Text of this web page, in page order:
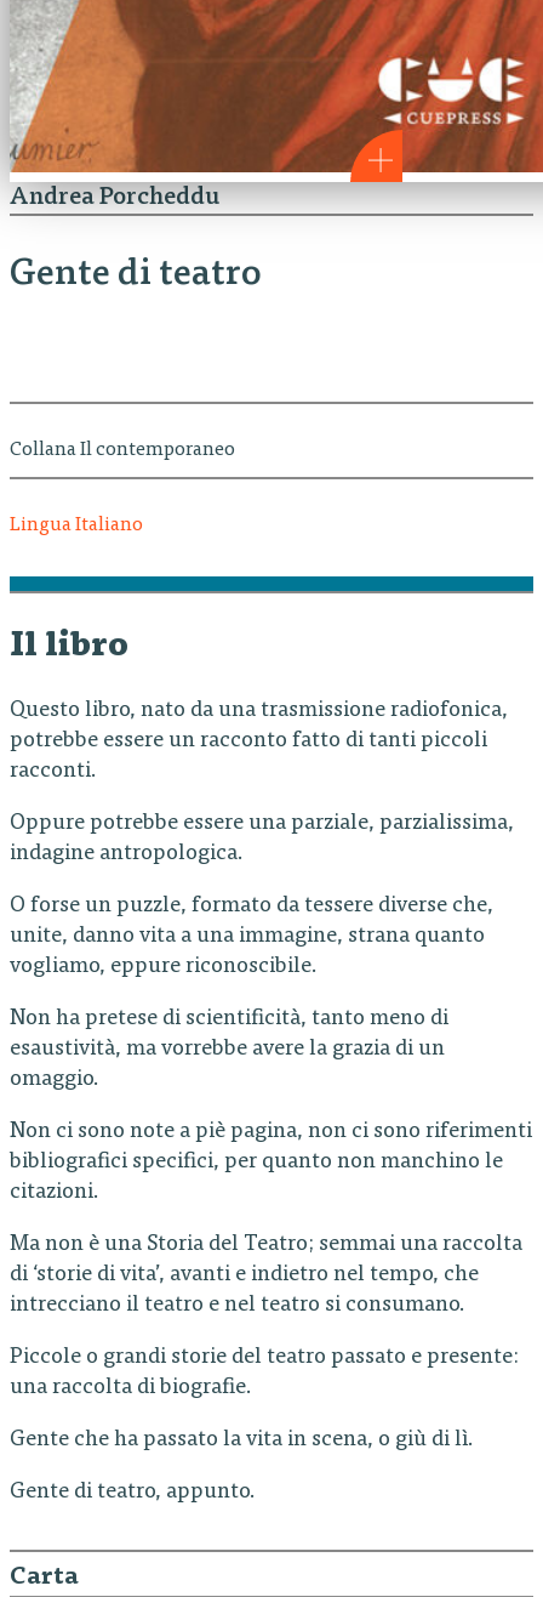
Andrea Porcheddu
Gente di teatro
Collana Il contemporaneo
Lingua Italiano
Il libro
Questo libro, nato da una trasmissione radiofonica,
potrebbe essere un racconto fatto di tanti piccoli
racconti.
Oppure potrebbe essere una parziale, parzialissima,
indagine antropologica.
O forse un puzzle, formato da tessere diverse che,
unite, danno vita a una immagine, strana quanto
vogliamo, eppure riconoscibile.
Non ha pretese di scientificità, tanto meno di
esaustività, ma vorrebbe avere la grazia di un
omaggio.
Non ci sono note a piè pagina, non ci sono riferimenti
bibliografici specifici, per quanto non manchino le
citazioni.
Ma non è una Storia del Teatro; semmai una raccolta
di ‘storie di vita’, avanti e indietro nel tempo, che
intrecciano il teatro e nel teatro si consumano.
Piccole o grandi storie del teatro passato e presente:
una raccolta di biografie.
Gente che ha passato la vita in scena, o giù di lì.
Gente di teatro, appunto.
Carta